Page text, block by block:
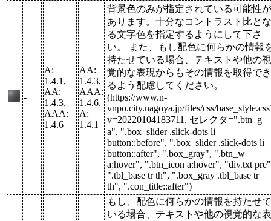
-
A:
1.4.1,
AA:
1.4.3,
AAA:
1.4.6
AA:
1.4.3,
AAA:
1.4.6,
A:
1.4.1
背景色のみが指定されている可能性が
あります。十分なコントラスト比とな
る文字色を指定するようにして下さ
い。 また、もし配色に何らかの情報
持たせている場合、テキストや他の視
覚的な表現からもその情報を取得でき
るよう配慮してください。
(https://www.n-
vnpo.city.nagoya.jp/files/css/
v=20220104183711, セレクタ=".btn_g
a", ".box_slider .slick-dots li
button::before", ".box_slider .slick-dots li
button::after", ".box_gray", ".btn_w
a:hover", ".btn_icon a:hover", "div.txt
".tbl_base tr th", ".box_gray .tbl_base tr
th", ".con_title::after")
もし、配色に何らかの情報を持たせて
いる場合、テキストや他の視覚的な表